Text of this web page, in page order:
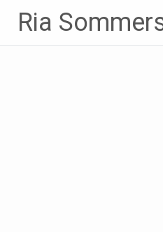
Inhalt
springen
Ria